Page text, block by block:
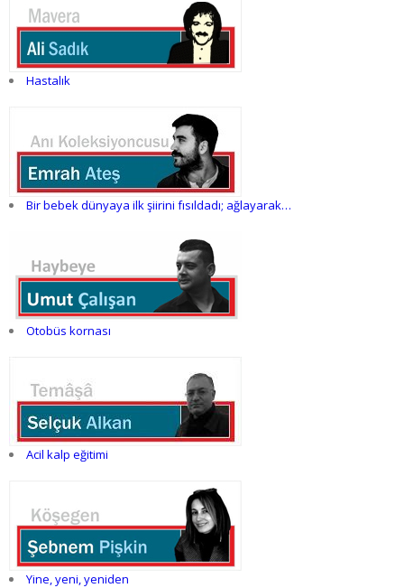
Hastalık
Bir bebek dünyaya ilk şiirini fısıldadı; ağlayarak…
Otobüs kornası
Acil kalp eğitimi
Yine, yeni, yeniden